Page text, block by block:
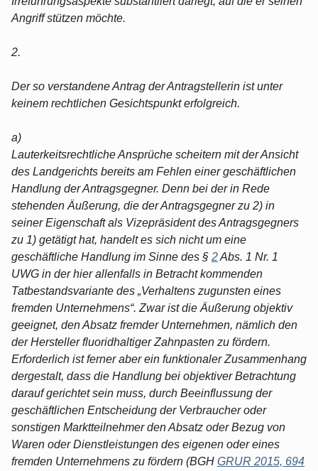
Angriff stützen möchte.
2.
Der so verstandene Antrag der Antragstellerin ist unter
keinem rechtlichen Gesichtspunkt erfolgreich.
a)
Lauterkeitsrechtliche Ansprüche scheitern mit der Ansicht
des Landgerichts bereits am Fehlen einer geschäftlichen
Handlung der Antragsgegner. Denn bei der in Rede
stehenden Äußerung, die der Antragsgegner zu 2) in
seiner Eigenschaft als Vizepräsident des Antragsgegners
zu 1) getätigt hat, handelt es sich nicht um eine
geschäftliche Handlung im Sinne des § 2Abs. 1 Nr. 1
UWG in der hier allenfalls in Betracht kommenden
Tatbestandsvariante des „Verhaltens zugunsten eines
fremden Unternehmens“. Zwar ist die Äußerung objektiv
geeignet, den Absatz fremder Unternehmen, nämlich den
der Hersteller fluoridhaltiger Zahnpasten zu fördern.
Erforderlich ist ferner aber ein funktionaler Zusammenhang
dergestalt, dass die Handlung bei objektiver Betrachtung
darauf gerichtet sein muss, durch Beeinflussung der
geschäftlichen Entscheidung der Verbraucher oder
sonstigen Marktteilnehmer den Absatz oder Bezug von
Waren oder Dienstleistungen des eigenen oder eines
fremden Unternehmens zu fördern (BGH GRUR 2015, 694